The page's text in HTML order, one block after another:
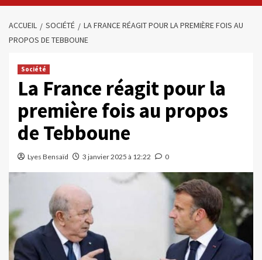
ACCUEIL SOCIÉTÉ
LA FRANCE RÉAGIT POUR LA PREMIÈRE FOIS AU
PROPOS DE TEBBOUNE
Société
La France réagit pour la
première fois au propos
de Tebboune
Lyes Bensaïd 3 janvier 2025 à 12:22 0